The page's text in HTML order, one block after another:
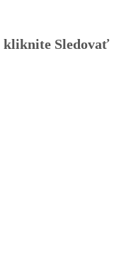
kliknite Sledovať